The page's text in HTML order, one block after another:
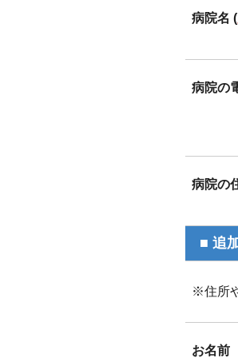
病院名 (
病院の
病院の
■ 追
※住所
お名前